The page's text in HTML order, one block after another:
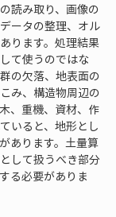
読み取り、画像の
ータの整理、オル
ります。処理結果
て使うのではな
の欠落、地表面の
み、構造物周辺の
、重機、資材、作
いると、地形とし
あります。土量算
して扱うべき部分
る必要がありま